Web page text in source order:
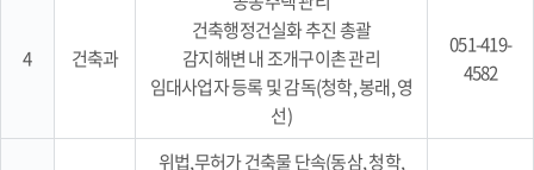
4 건축과
건축행정건실화 추진 총괄
감지해변 내 조개구이촌 관리
임대사업자 등록 및 감독(청학, 봉래, 영
선)
051-419-
4582
위법,무허가 건축물 단속(동삼, 청학,